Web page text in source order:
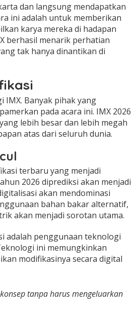
dan langsung mendapatkan
ini adalah untuk memberikan
karya mereka di hadapan
berhasil menarik perhatian
tak hanya dinantikan di
IMX. Banyak pihak yang
pada acara ini. IMX 2026
lebih besar dan lebih megah
atas dari seluruh dunia.
terbaru yang menjadi
2026 diprediksi akan menjadi
akan mendominasi
bahan bakar alternatif,
akan menjadi sorotan utama.
adalah penggunaan teknologi
ini memungkinkan
modifikasinya secara digital
tanpa harus mengeluarkan